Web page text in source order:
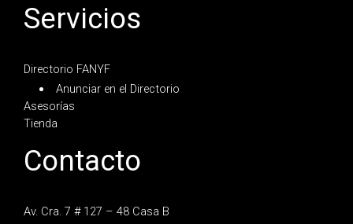
Servicios
Directorio FANYF
Anunciar en el Directorio
Asesorías
Tienda
Contacto
Av. Cra. 7 # 127 – 48 Casa B